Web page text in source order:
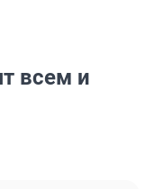
всем и